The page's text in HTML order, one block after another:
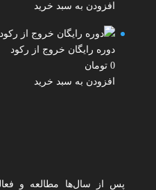
افزودن به سبد خرید
دوره رایگان خروج از رکود
0 تومان
افزودن به سبد خرید
پس از سال‌ها مطالعه و